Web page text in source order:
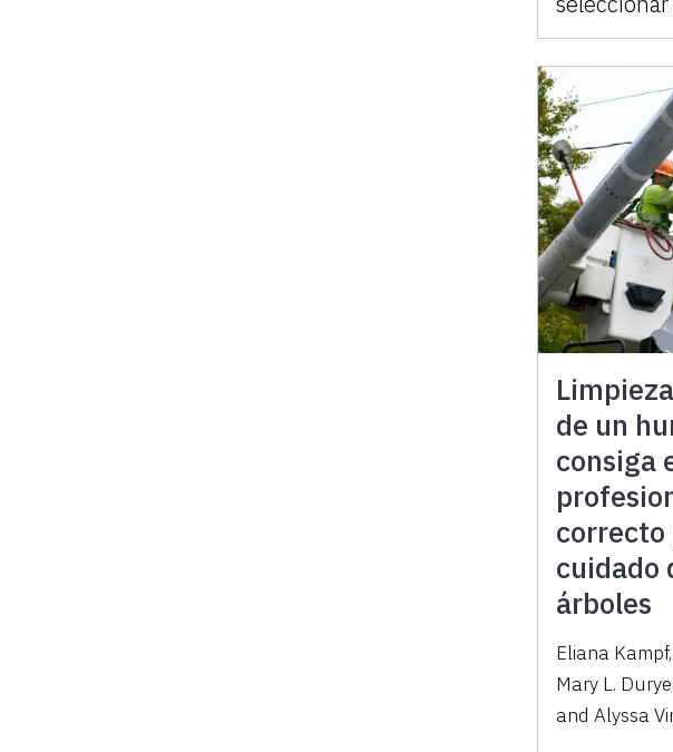
de un
consiga
correcto
cuidado
árboles
Eliana Kampf,
Mary L.
and Alyssa